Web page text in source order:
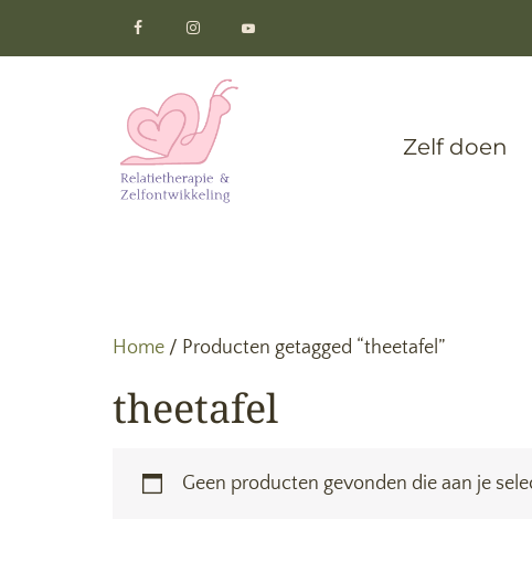
Zelf doen
Home / Producten getagged “theetafel”
theetafel
Geen producten gevonden die aan je